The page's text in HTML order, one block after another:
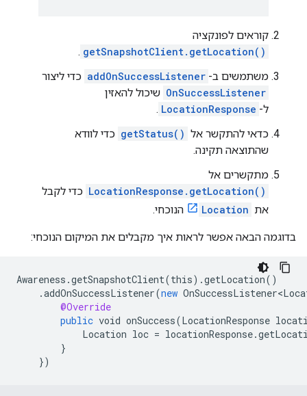
קוראים לפונקציה
getSnapshotClient.getLocation()
.
משתמשים ב- addOnSuccessListener כדי ליצור
OnSuccessListener שיכול להאזין
ל- LocationResponse
.
כדאי להתקשר אל getStatus() כדי לוודא
שהתוצאה תקינה.
מתקשרים אל
LocationResponse.getLocation() כדי לקבל
את Location הנוכחי.
בדוגמה הבאה אפשר לראות איך מקבלים את המיקום הנוכחי:
Awareness .getSnapshotClient(this).getLocation()
.addOnSuccessListener(new
@Override
public void onSuccess(LocationResponse
Location loc = locationResponse.
}
})